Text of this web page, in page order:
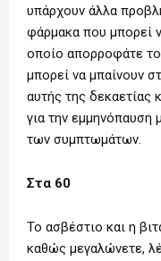
υπάρχουν άλλα
φάρμακα που μπορεί
οποίο απορροφάτε το
μπορεί να μπαίνουν
αυτής της δεκαετίας
για την εμμηνόπαυση
των συμπτωμάτων.
Στα 60
Το ασβέστιο και η
καθώς μεγαλώνετε,